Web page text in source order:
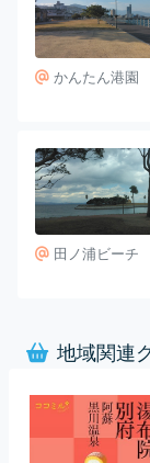
かんたん港園
田ノ浦ビーチ
地域関連